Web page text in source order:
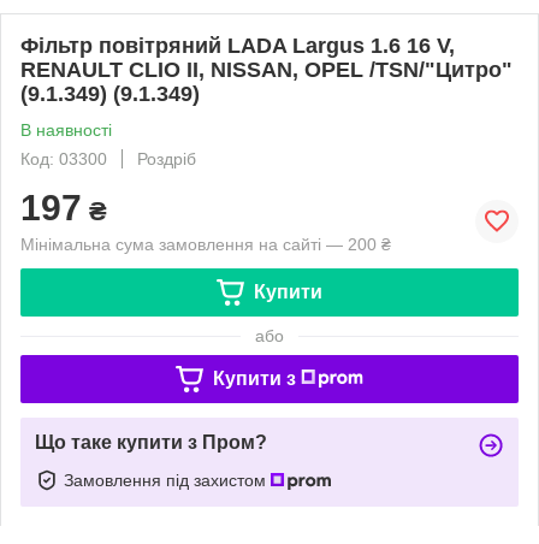
Фільтр повітряний LADA Largus 1.6 16 V,
RENAULT CLIO II, NISSAN, OPEL /TSN/"Цитро"
(9.1.349) (9.1.349)
В наявності
Код: 03300
Роздріб
197 ₴
Мінімальна сума замовлення на сайті — 200 ₴
Купити
або
Купити з
Що таке купити з Пром?
Замовлення під захистом